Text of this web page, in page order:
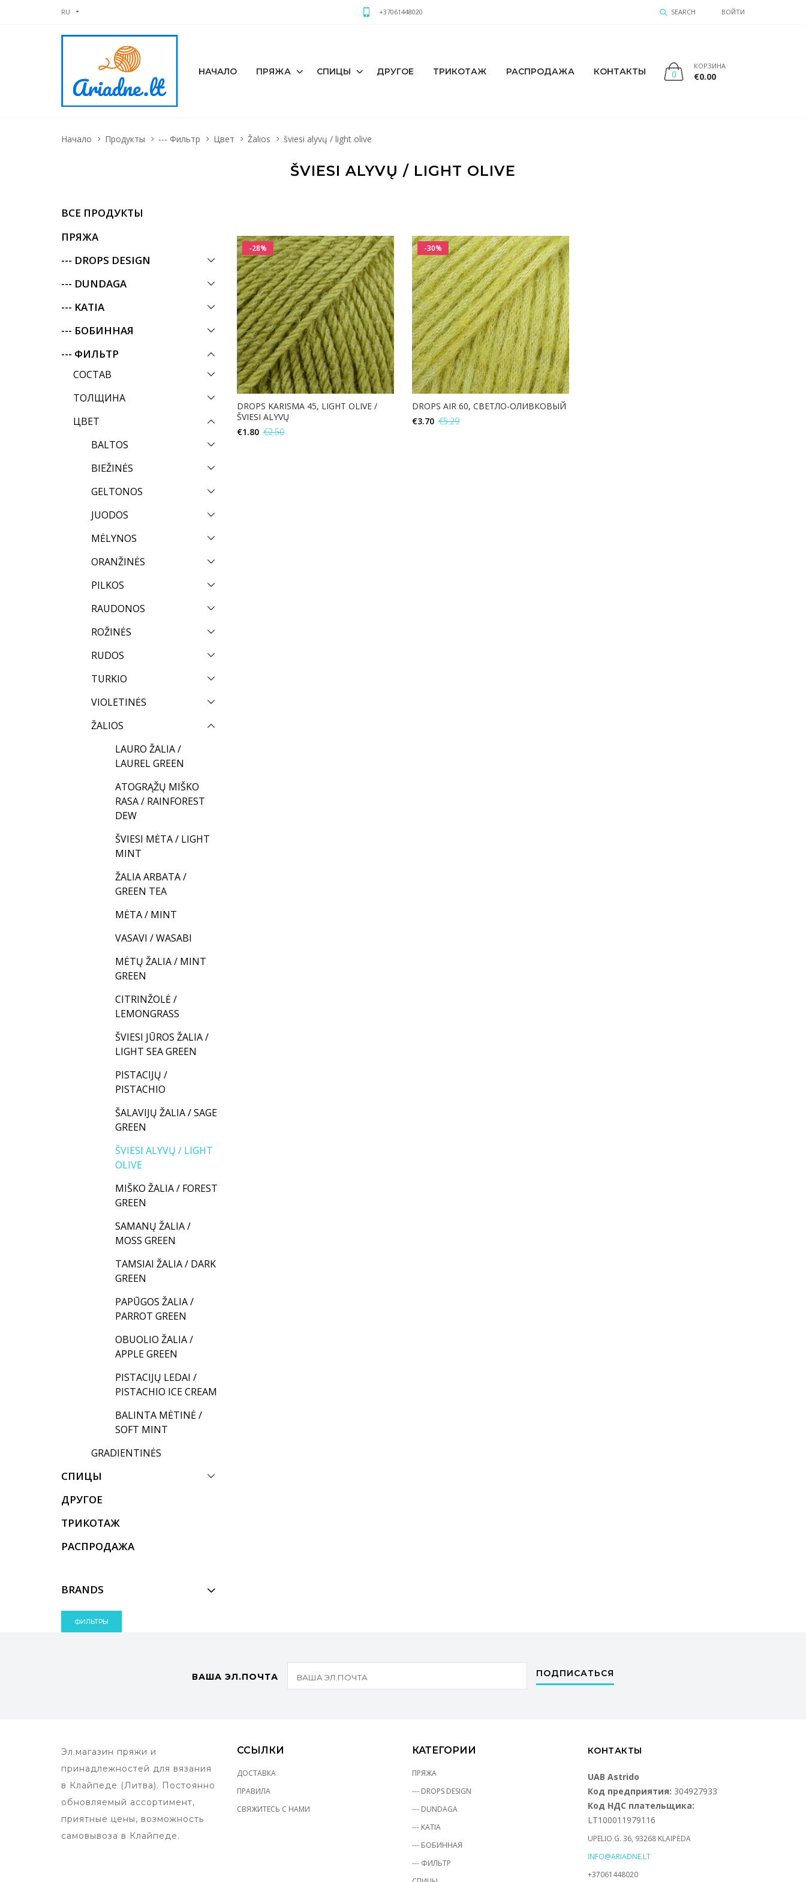
RU +37061448020 SEARCH ВОЙТИ
НАЧАЛО ПРЯЖА СПИЦЫ ДРУГОЕ ТРИКОТАЖ РАСПРОДАЖА КОНТАКТЫ 0
КОРЗИНА
€0.00
Начало Продукты --- Фильтр Цвет Žalios šviesi alyvų / light olive
ŠVIESI ALYVŲ / LIGHT OLIVE
ВСЕ ПРОДУКТЫ
ПРЯЖА
--- DROPS DESIGN
--- DUNDAGA
--- KATIA
--- БОБИННАЯ
--- ФИЛЬТР
СОСТАВ
ТОЛЩИНА
ЦВЕТ
BALTOS
BIEŽINĖS
GELTONOS
JUODOS
MĖLYNOS
ORANŽINĖS
PILKOS
RAUDONOS
ROŽINĖS
RUDOS
TURKIO
VIOLETINĖS
ŽALIOS
LAURO ŽALIA /
LAUREL GREEN
ATOGRĄŽŲ MIŠKO
RASA / RAINFOREST
DEW
ŠVIESI MĖTA / LIGHT
MINT
ŽALIA ARBATA /
GREEN TEA
MĖTA / MINT
VASAVI / WASABI
MĖTŲ ŽALIA / MINT
GREEN
CITRINŽOLĖ /
LEMONGRASS
ŠVIESI JŪROS ŽALIA /
LIGHT SEA GREEN
PISTACIJŲ /
PISTACHIO
ŠALAVIJŲ ŽALIA / SAGE
GREEN
ŠVIESI ALYVŲ / LIGHT
OLIVE
MIŠKO ŽALIA / FOREST
GREEN
SAMANŲ ŽALIA /
MOSS GREEN
TAMSIAI ŽALIA / DARK
GREEN
PAPŪGOS ŽALIA /
PARROT GREEN
OBUOLIO ŽALIA /
APPLE GREEN
PISTACIJŲ LEDAI /
PISTACHIO ICE CREAM
BALINTA MĖTINĖ /
SOFT MINT
GRADIENTINĖS
СПИЦЫ
ДРУГОЕ
ТРИКОТАЖ
РАСПРОДАЖА
BRANDS
ФИЛЬТРЫ
-28%
DROPS KARISMA 45, LIGHT OLIVE /
ŠVIESI ALYVŲ
€1.80 €2.50
-30%
DROPS AIR 60, СВЕТЛО-ОЛИВКОВЫЙ
€3.70 €5.29
ВАША ЭЛ.ПОЧТА ПОДПИСАТЬСЯ
Эл.магазин пряжи и
принадлежностей для вязания
в Клайпеде (Литва). Постоянно
обновляемый ассортимент,
приятные цены, возможность
самовывоза в Клайпеде.
ССЫЛКИ
ДОСТАВКА
ПРАВИЛА
СВЯЖИТЕСЬ С НАМИ
КАТЕГОРИИ
ПРЯЖА
--- DROPS DESIGN
--- DUNDAGA
--- KATIA
--- БОБИННАЯ
--- ФИЛЬТР
КОНТАКТЫ
UAB Astrido
Код предприятия: 304927933
Код НДС плательщика:
LT100011979116
UPELIO G. 36, 93268 KLAIPĖDA
INFO@ARIADNE.LT
+37061448020